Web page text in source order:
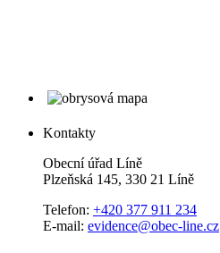
Kontakty
Obecní úřad Líně
Plzeňská 145, 330 21 Líně
Telefon: +420 377 911 234
E-mail: evidence@obec-line.cz